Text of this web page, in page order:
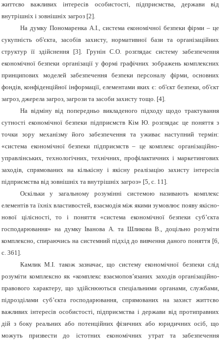
життєво важливих інтересів особистості, підприємства, держави від
внутрішніх і зовнішніх загроз [2].
На думку Пономаренка А.І., система економічної безпеки фірми – це
сукупність об'єкта, засобів захисту, нормативної бази та організаційних
структур її здійснення [3]. Грунін С.О. розглядає систему забезпечення
економічної безпеки організації у формі графічних зображень комплексних
принципових моделей забезпечення безпеки персоналу фірми, основних
фондів, конфіденційної інформації, елементами яких є: об'єкт безпеки, об'єкт
загроз, джерела загроз, загрози та засоби захисту тощо. [4].
На відміну від попередньо викладеного підходу щодо трактування
сутності економічної безпеки підприємств Кім Ю. розглядає це поняття з
точки зору механізму його забезпечення та уживає наступний термін:
«система економічної безпеки підприємств – це комплекс організаційно-
управлінських, технологічних, технічних, профілактичних і маркетингових
заходів, спрямованих на кількісну і якісну реалізацію захисту інтересів
підприємства від зовнішніх та внутрішніх загроз» [5, с. 11].
Оскільки у загальному розумінні системою називають комплекс
елементів та їхніх властивостей, взаємодія між якими зумовлює появу якісно-
нової цілісності, то і поняття «система економічної безпеки суб’єкта
господарювання» на думку Іванова А. та Шликова В., доцільно розуміти
комплексно, спираючись на системний підхід до вивчення даного поняття [6,
с. 361].
Камлик М.І. також зазначає, що систему економічної безпеки слід
розуміти комплексно як «комплекс взаємопов’язаних заходів організаційно-
правового характеру, що здійснюються спеціальними органами, службами,
підрозділами суб’єкта господарювання, спрямованих на захист життєво
важливих інтересів особистості, підприємства і держави від протиправних
дій з боку реальних або потенційних фізичних або юридичних осіб, що
можуть призвести до істотних економічних утрат та забезпечення